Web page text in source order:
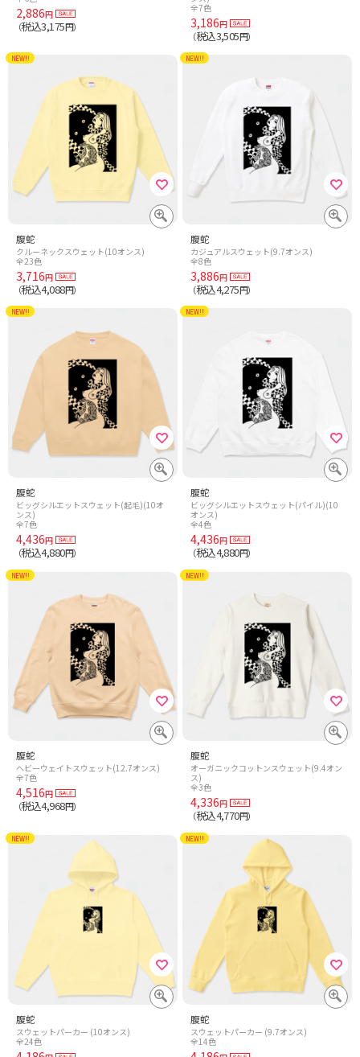
2,886円
（税込3,175円）
全7色
3,186円
（税込3,505円）
腹蛇
クルーネックスウェット(10オンス)
全23色
3,716円
（税込4,088円）
NEW!!
腹蛇
カジュアルスウェット(9.7オンス)
全8色
3,886円
（税込4,275円）
NEW!!
腹蛇
ビッグシルエットスウェット(起毛)(10オ
ンス)
全7色
4,436円
（税込4,880円）
NEW!!
腹蛇
ビッグシルエットスウェット(パイル)(10
オンス)
全4色
4,436円
（税込4,880円）
NEW!!
腹蛇
ヘビーウェイトスウェット(12.7オンス)
全7色
4,516円
（税込4,968円）
NEW!!
腹蛇
オーガニックコットンスウェット(9.4オン
ス)
全3色
4,336円
（税込4,770円）
NEW!!
腹蛇
スウェットパーカー (10オンス)
全24色
NEW!!
腹蛇
スウェットパーカー (9.7オンス)
全14色
NEW!!